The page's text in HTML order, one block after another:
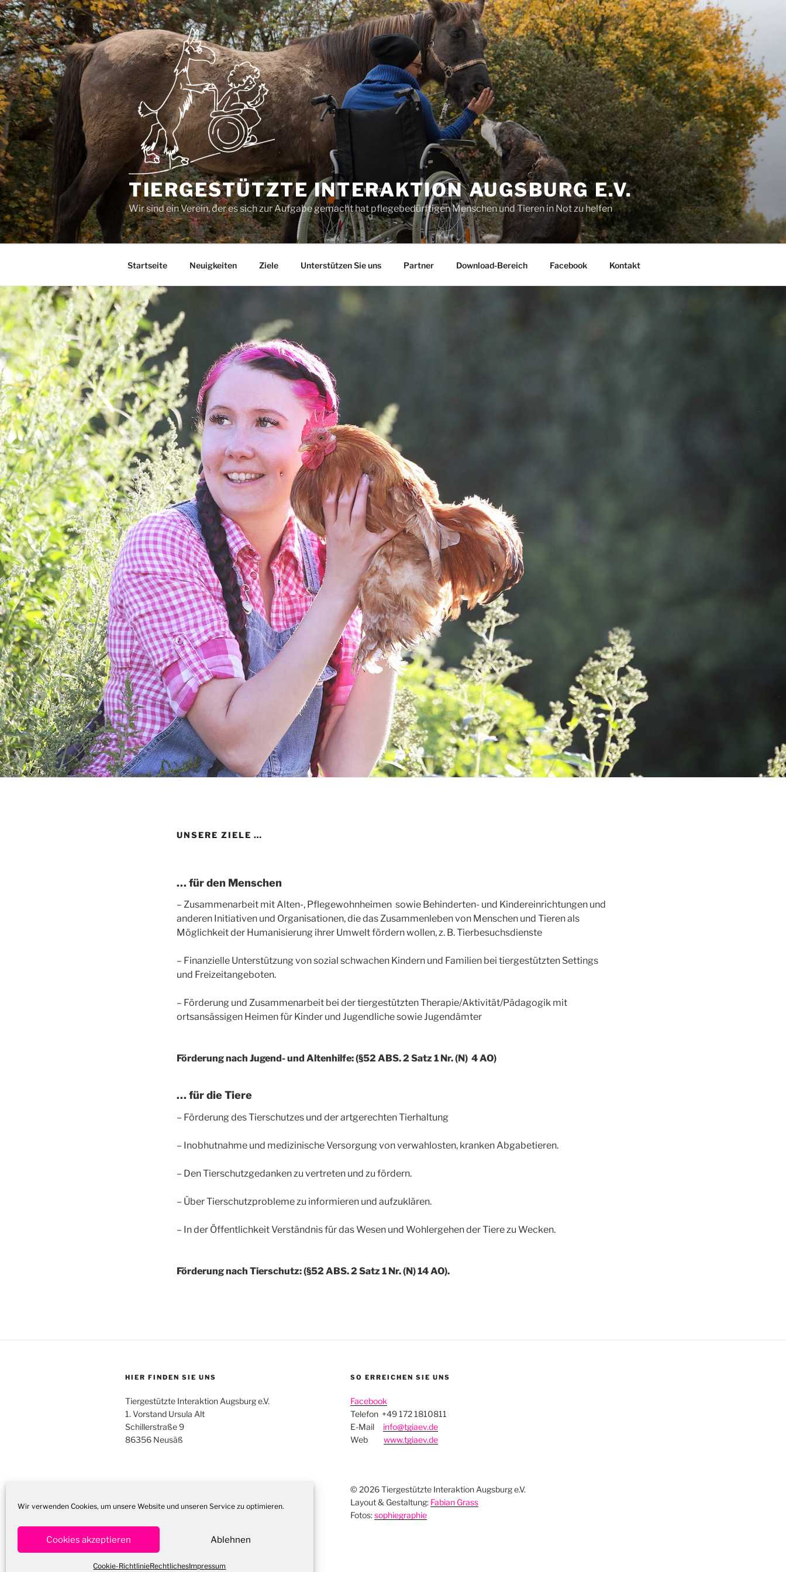
Wir verwenden Cookies, um unsere Website und unseren Service zu optimieren.
Cookies akzeptieren Ablehnen
Cookie-RichtlinieRechtlichesImpressum
Zum
Inhalt
springen
TIERGESTÜTZTE INTERAKTION AUGSBURG E.V.
Wir sind ein Verein, der es sich zur Aufgabe gemacht hat pflegebedürftigen Menschen und Tieren in Not zu helfen
Startseite Neuigkeiten Ziele Unterstützen Sie uns Partner Download-Bereich Facebook Kontakt
UNSERE ZIELE …
… für den Menschen
– Zusammenarbeit mit Alten-, Pflegewohnheimen sowie Behinderten- und Kindereinrichtungen und
anderen Initiativen und Organisationen, die das Zusammenleben von Menschen und Tieren als
Möglichkeit der Humanisierung ihrer Umwelt fördern wollen, z. B. Tierbesuchsdienste
– Finanzielle Unterstützung von sozial schwachen Kindern und Familien bei tiergestützten Settings
und Freizeitangeboten.
– Förderung und Zusammenarbeit bei der tiergestützten Therapie/Aktivität/Pädagogik mit
ortsansässigen Heimen für Kinder und Jugendliche sowie Jugendämter
Förderung nach Jugend- und Altenhilfe: (§52 ABS. 2 Satz 1 Nr. (N) 4 AO)
… für die Tiere
– Förderung des Tierschutzes und der artgerechten Tierhaltung
– Inobhutnahme und medizinische Versorgung von verwahlosten, kranken Abgabetieren.
– Den Tierschutzgedanken zu vertreten und zu fördern.
– Über Tierschutzprobleme zu informieren und aufzuklären.
– In der Öffentlichkeit Verständnis für das Wesen und Wohlergehen der Tiere zu Wecken.
Förderung nach Tierschutz: (§52 ABS. 2 Satz 1 Nr. (N) 14 AO).
HIER FINDEN SIE UNS
Tiergestützte Interaktion Augsburg e.V.
1. Vorstand Ursula Alt
Schillerstraße 9
86356 Neusäß
Rechtliches
SO ERREICHEN SIE UNS
Facebook
Telefon +49 172 1810811
E-Mail info@tgiaev.de
Web www.tgiaev.de
© 2026 Tiergestützte Interaktion Augsburg e.V.
Layout & Gestaltung: Fabian Grass
Fotos:sophiegraphie